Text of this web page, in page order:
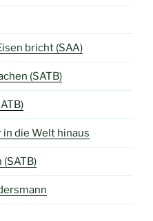
bricht (SAA)
(SATB)
die Welt hinaus